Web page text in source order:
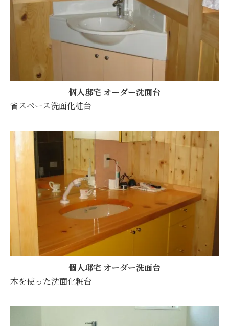
個人邸宅 オーダー洗面台
省スペース洗面化粧台
個人邸宅 オーダー洗面台
木を使った洗面化粧台